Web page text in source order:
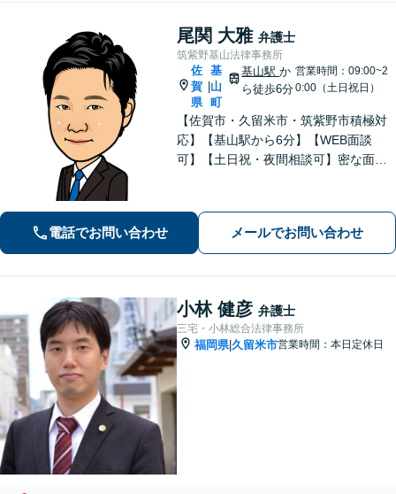
尾関 大雅 弁護士
筑紫野基山法律事務所
佐
賀
県
基
山
町
基山駅か
ら徒歩6分
営業時間：09:00~2
0:00（土日祝日）
【佐賀市・久留米市・筑紫野市積極対
応】【基山駅から6分】【WEB面談
可】【土日祝・夜間相談可】密な面談
り、最善を尽くします。「相談者様に
寄り添い親身に対応」【個室対応／守
秘義務厳守】
電話でお問い合わせ メールでお問い合わせ
小林 健彦 弁護士
三宅・小林総合法律事務所
福岡県|久留米市営業時間：本日定休日